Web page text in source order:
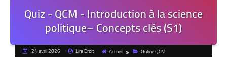
Quiz - QCM - Introduction à la science
politique– Concepts clés (S1)
24 avril 2026 Lire Droit Accueil Online QCM